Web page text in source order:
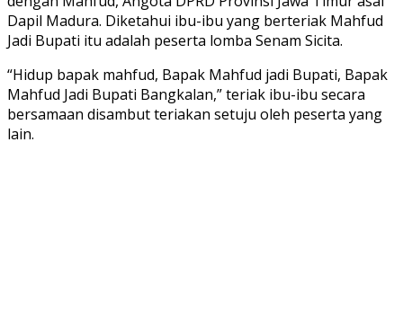
Dapil Madura. Diketahui ibu-ibu yang berteriak Mahfud
Jadi Bupati itu adalah peserta lomba Senam Sicita.
“Hidup bapak mahfud, Bapak Mahfud jadi Bupati, Bapak
Mahfud Jadi Bupati Bangkalan,” teriak ibu-ibu secara
bersamaan disambut teriakan setuju oleh peserta yang
lain.